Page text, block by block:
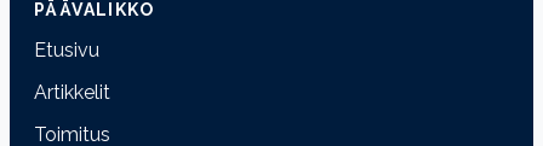
PÄÄVALIKKO
Etusivu
Artikkelit
Toimitus